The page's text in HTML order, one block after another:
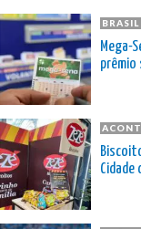
BRASIL
Mega-
prêmio
Cidade